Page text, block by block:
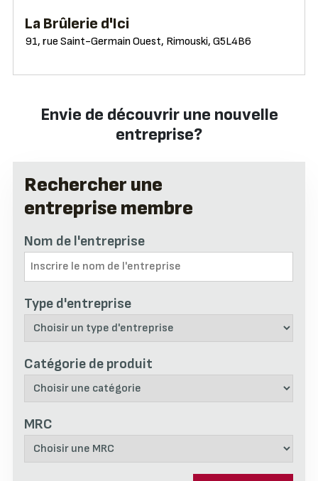
La Brûlerie d'Ici
91, rue Saint-Germain Ouest, Rimouski, G5L4B6
Envie de découvrir une nouvelle
entreprise?
Rechercher une
entreprise membre
Nom de l'entreprise
Type d'entreprise
Catégorie de produit
MRC